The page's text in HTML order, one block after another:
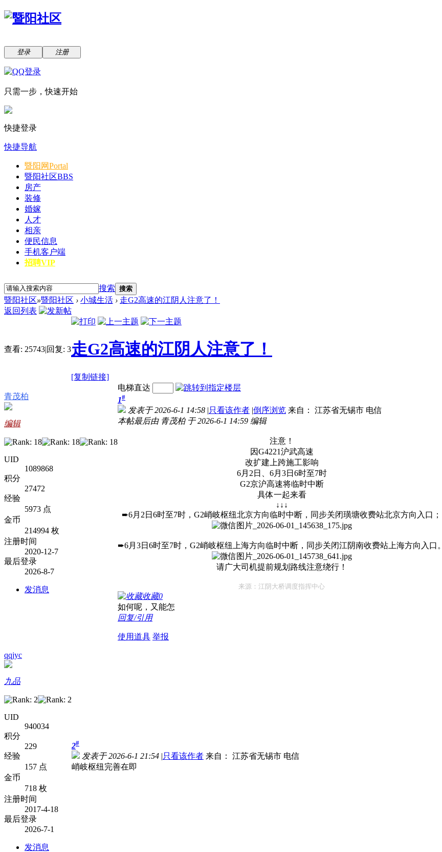
登录 注册
只需一步，快速开始
快捷登录
快捷导航
暨阳网Portal
暨阳社区BBS
房产
装修
婚嫁
人才
相亲
便民信息
手机客户端
招聘VIP
搜索 搜索
暨阳社区»暨阳社区 › 小城生活 › 走G2高速的江阴人注意了！
返回列表
查看: 25743|回复: 3走G2高速的江阴人注意了！
[复制链接]
青茂柏
编辑
UID
1089868
积分
27472
经验
5973 点
金币
214994 枚
注册时间
2020-12-7
最后登录
2026-8-7
发消息
电梯直达
1#
发表于 2026-6-1 14:58 |只看该作者 |倒序浏览 来自： 江苏省无锡市 电信
本帖最后由 青茂柏 于 2026-6-1 14:59 编辑
注意！
因G4221沪武高速
改扩建上跨施工影响
6月2日、6月3日6时至7时
G2京沪高速将临时中断
具体一起来看
↓↓↓
➨6月2日6时至7时，G2峭岐枢纽北京方向临时中断，同步关闭璜塘收费站北京方向入口；
➨6月3日6时至7时，G2峭岐枢纽上海方向临时中断，同步关闭江阴南收费站上海方向入口。
请广大司机提前规划路线注意绕行！
来源：江阴大桥调度指挥中心
收藏0
如何呢，又能怎
回复/引用
使用道具 举报
qqjyc
九品
UID
940034
积分
229
经验
157 点
金币
718 枚
注册时间
2017-4-18
最后登录
2026-7-1
发消息
2#
发表于 2026-6-1 21:54 |只看该作者 来自： 江苏省无锡市 电信
峭岐枢纽完善在即